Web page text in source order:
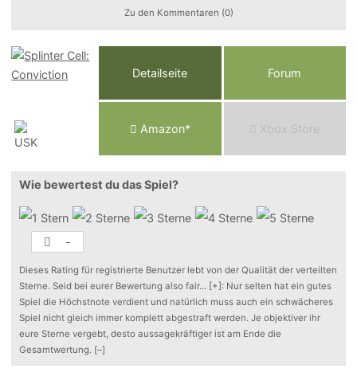
Zu den Kommentaren (0)
Detailseite Forum
Amazon* Xbox Store
Wie bewertest du das Spiel?
-
Dieses Rating für registrierte Benutzer lebt von der Qualität der verteilten
Sterne. Seid bei eurer Bewertung also fair... [+]: Nur selten hat ein gutes
Spiel die Höchstnote verdient und natürlich muss auch ein schwächeres
Spiel nicht gleich immer komplett abgestraft werden. Je objektiver ihr
eure Sterne vergebt, desto aussagekräftiger ist am Ende die
Gesamtwertung. [–]